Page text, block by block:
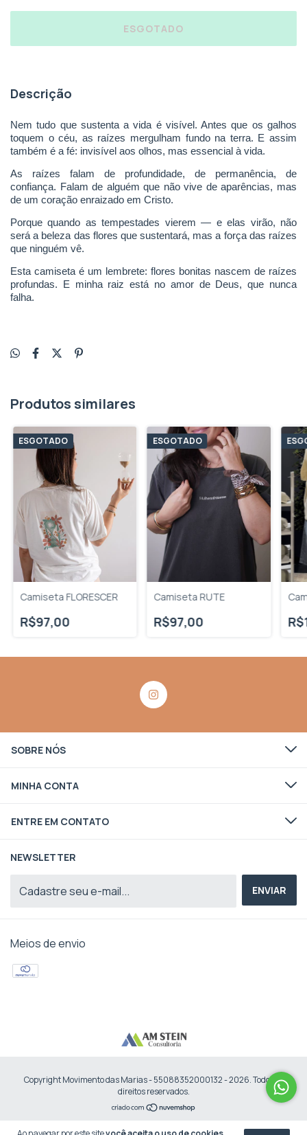
Descrição
Nem tudo que sustenta a vida é visível. Antes que os galhos
toquem o céu, as raízes mergulham fundo na terra. E assim
também é a fé: invisível aos olhos, mas essencial à vida.
As raízes falam de profundidade, de permanência, de
confiança. Falam de alguém que não vive de aparências, mas
de um coração enraizado em Cristo.
Porque quando as tempestades vierem — e elas virão, não
será a beleza das flores que sustentará, mas a força das raízes
que ninguém vê.
Esta camiseta é um lembrete: flores bonitas nascem de raízes
profundas. E minha raiz está no amor de Deus, que nunca
falha.
Produtos similares
ESGOTADO
Camiseta FLORESCER
R$97,00
ESGOTADO
Camiseta RUTE
R$97,00
SOBRE NÓS
MINHA CONTA
ENTRE EM CONTATO
NEWSLETTER
Meios de envio
Copyright Movimento das Marias - 55088352000132 - 2026. Todos os
direitos reservados.